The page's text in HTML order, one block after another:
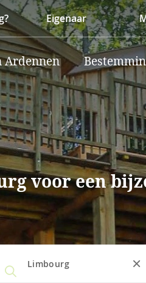
Eigenaar
Ardennen
voor een
Limbourg